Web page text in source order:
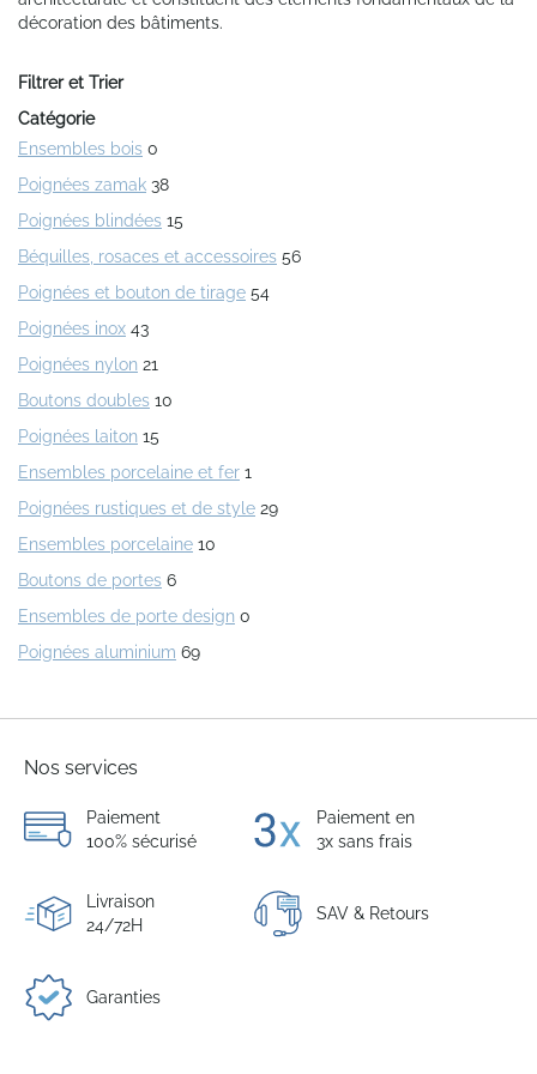
décoration des bâtiments.
Filtrer et Trier
Catégorie
Ensembles bois 0
Poignées zamak 38
Poignées blindées 15
Béquilles, rosaces et accessoires 56
Poignées et bouton de tirage 54
Poignées inox 43
Poignées nylon 21
Boutons doubles 10
Poignées laiton 15
Ensembles porcelaine et fer 1
Poignées rustiques et de style 29
Ensembles porcelaine 10
Boutons de portes 6
Ensembles de porte design 0
Poignées aluminium 69
Nos services
Paiement
100% sécurisé
Paiement en
3x sans frais
Livraison
24/72H
SAV & Retours
Garanties